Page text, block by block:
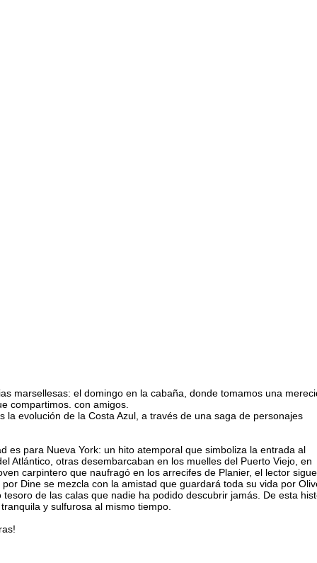
marsellesas: el domingo en la cabaña, donde tomamos una
compartimos. con amigos.
evolución de la Costa Azul, a través de una saga de personajes
es para Nueva York: un hito atemporal que simboliza la entrada al
Atlántico, otras desembarcaban en los muelles del Puerto Viejo, en
carpintero que naufragó en los arrecifes de Planier, el lector
Dine se mezcla con la amistad que guardará toda su vida por
de las calas que nadie ha podido descubrir jamás. De esta
y sulfurosa al mismo tiempo.